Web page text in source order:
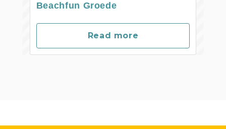
Beachfun Groede
Read more